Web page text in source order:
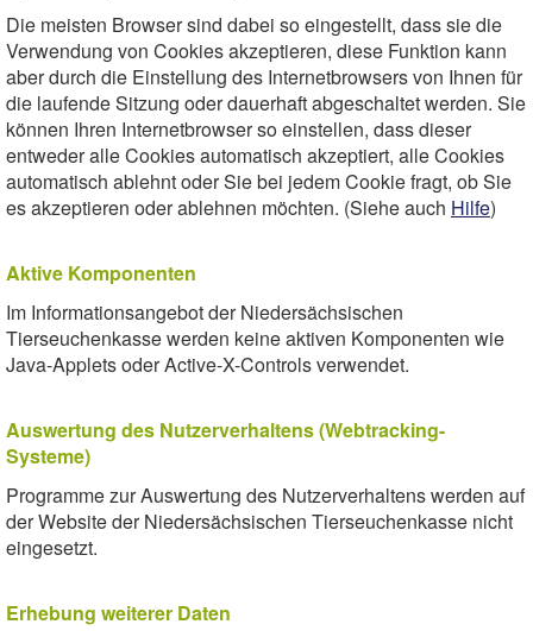
Die meisten Browser sind dabei so eingestellt, dass sie die
Verwendung von Cookies akzeptieren, diese Funktion kann
aber durch die Einstellung des Internetbrowsers von Ihnen für
die laufende Sitzung oder dauerhaft abgeschaltet werden. Sie
können Ihren Internetbrowser so einstellen, dass dieser
entweder alle Cookies automatisch akzeptiert, alle Cookies
automatisch ablehnt oder Sie bei jedem Cookie fragt, ob Sie
es akzeptieren oder ablehnen möchten. (Siehe auch Hilfe)
Aktive Komponenten
Im Informationsangebot der Niedersächsischen
Tierseuchenkasse werden keine aktiven Komponenten wie
Java-Applets oder Active-X-Controls verwendet.
Auswertung des Nutzerverhaltens (Webtracking-
Systeme)
Programme zur Auswertung des Nutzerverhaltens werden auf
der Website der Niedersächsischen Tierseuchenkasse nicht
eingesetzt.
Erhebung weiterer Daten